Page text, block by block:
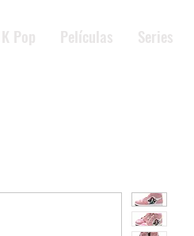
K Pop Películas Series